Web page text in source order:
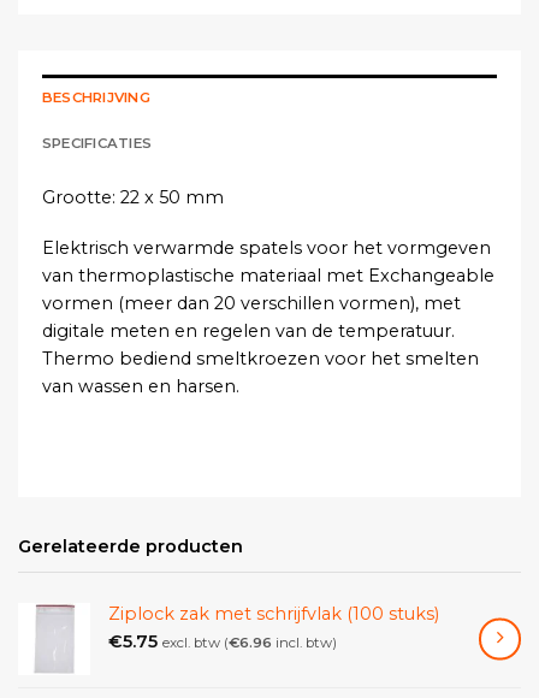
BESCHRIJVING
SPECIFICATIES
Grootte: 22 x 50 mm
Elektrisch verwarmde spatels voor het vormgeven
van thermoplastische materiaal met Exchangeable
vormen (meer dan 20 verschillen vormen), met
digitale meten en regelen van de temperatuur.
Thermo bediend smeltkroezen voor het smelten
van wassen en harsen.
Gerelateerde producten
Ziplock zak met schrijfvlak (100 stuks)
€5.75 excl. btw (€6.96 incl. btw)